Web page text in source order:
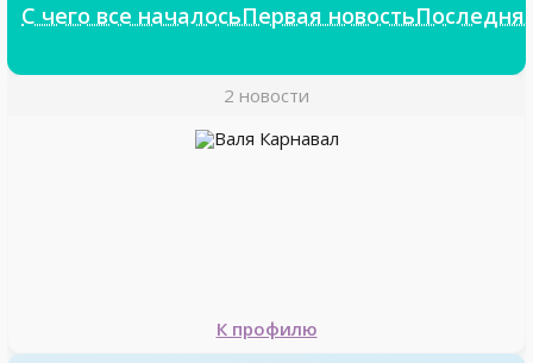
С чего все началосьПервая новость
2 новости
К профилю